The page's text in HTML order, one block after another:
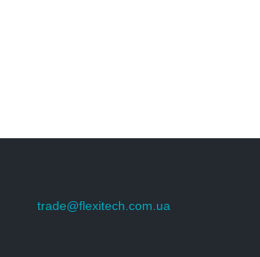
trade@flexitech.com.ua